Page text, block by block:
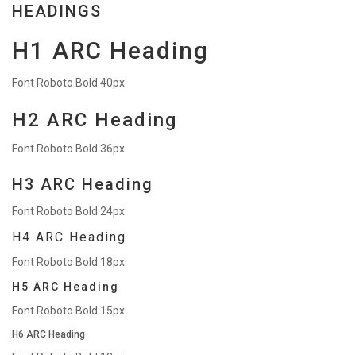
HEADINGS
H1 ARC Heading
Font Roboto Bold 40px
H2 ARC Heading
Font Roboto Bold 36px
H3 ARC Heading
Font Roboto Bold 24px
H4 ARC Heading
Font Roboto Bold 18px
H5 ARC Heading
Font Roboto Bold 15px
H6 ARC Heading